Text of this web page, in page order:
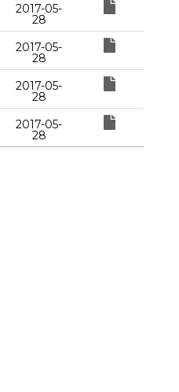
2017-05-
28
2017-05-
28
2017-05-
28
2017-05-
28